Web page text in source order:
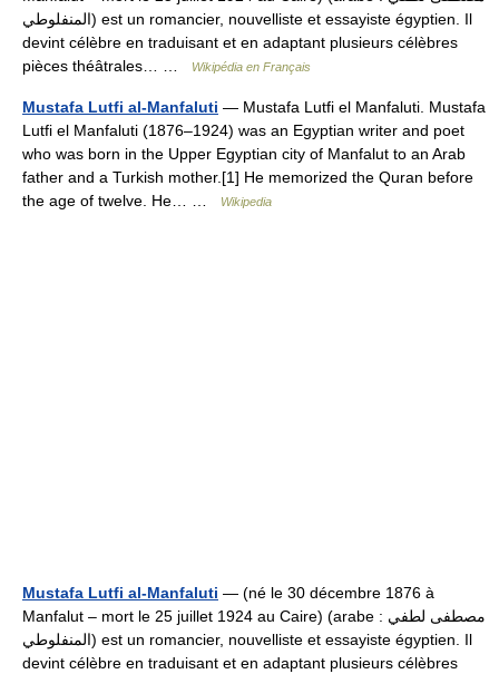
المنفلوطي) est un romancier, nouvelliste et essayiste égyptien. Il
devint célèbre en traduisant et en adaptant plusieurs célèbres
pièces théâtrales… …
Wikipédia en Français
Mustafa Lutfi al-Manfaluti — Mustafa Lutfi el Manfaluti. Mustafa
Lutfi el Manfaluti (1876–1924) was an Egyptian writer and poet
who was born in the Upper Egyptian city of Manfalut to an Arab
father and a Turkish mother.[1] He memorized the Quran before
the age of twelve. He… …
Wikipedia
Mustafa Lutfi al-Manfaluti — (né le 30 décembre 1876 à
Manfalut – mort le 25 juillet 1924 au Caire) (arabe : مصطفى لطفي
المنفلوطي) est un romancier, nouvelliste et essayiste égyptien. Il
devint célèbre en traduisant et en adaptant plusieurs célèbres